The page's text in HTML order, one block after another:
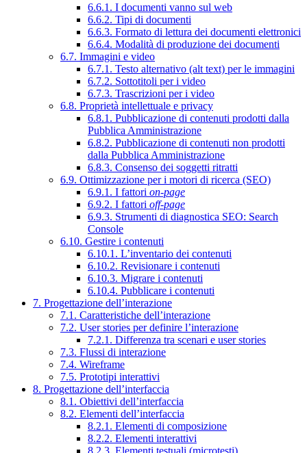
6.6.1. I documenti vanno sul web
6.6.2. Tipi di documenti
6.6.3. Formato di lettura dei documenti elettronici
6.6.4. Modalità di produzione dei documenti
6.7. Immagini e video
6.7.1. Testo alternativo (alt text) per le immagini
6.7.2. Sottotitoli per i video
6.7.3. Trascrizioni per i video
6.8. Proprietà intellettuale e privacy
6.8.1. Pubblicazione di contenuti prodotti dalla
Pubblica Amministrazione
6.8.2. Pubblicazione di contenuti non prodotti
dalla Pubblica Amministrazione
6.8.3. Consenso dei soggetti ritratti
6.9. Ottimizzazione per i motori di ricerca (SEO)
6.9.1. I fattori on-page
6.9.2. I fattori off-page
6.9.3. Strumenti di diagnostica SEO: Search
Console
6.10. Gestire i contenuti
6.10.1. L’inventario dei contenuti
6.10.2. Revisionare i contenuti
6.10.3. Migrare i contenuti
6.10.4. Pubblicare i contenuti
7. Progettazione dell’interazione
7.1. Caratteristiche dell’interazione
7.2. User stories per definire l’interazione
7.2.1. Differenza tra scenari e user stories
7.3. Flussi di interazione
7.4. Wireframe
7.5. Prototipi interattivi
8. Progettazione dell’interfaccia
8.1. Obiettivi dell’interfaccia
8.2. Elementi dell’interfaccia
8.2.1. Elementi di composizione
8.2.2. Elementi interattivi
8.2.3. Elementi testuali (microtesti)